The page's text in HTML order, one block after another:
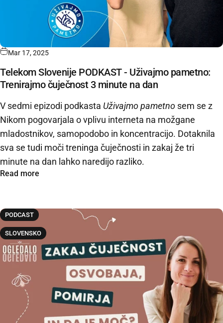
Mar 17, 2025
Telekom Slovenije PODKAST - Uživajmo pametno:
Trenirajmo čuječnost 3 minute na dan
V sedmi epizodi podkasta Uživajmo pametno sem se z
Nikom pogovarjala o vplivu interneta na možgane
mladostnikov, samopodobo in koncentracijo. Dotaknila
sva se tudi moči treninga čuječnosti in zakaj že tri
minute na dan lahko naredijo razliko.
Read more
PODCAST
SLOVENSKO